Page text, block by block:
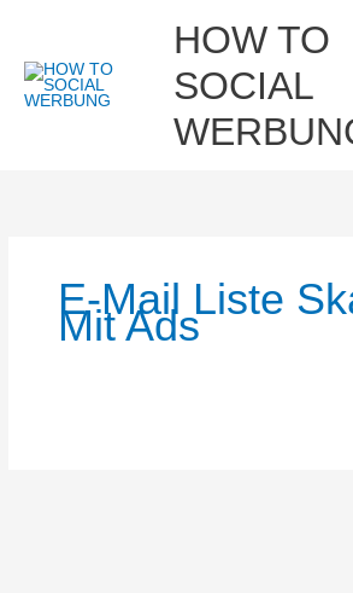
springen
HOW TO
SOCIAL
E-Mail Liste
Mit Ads